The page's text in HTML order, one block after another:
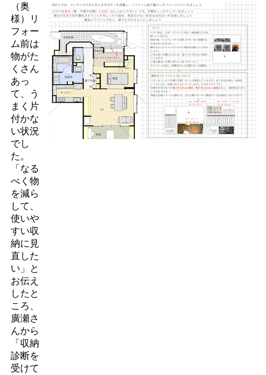
（奥
様）リ
フォー
ム前は
物がた
くさん
あっ
て、う
まく片
付かな
い状況
でし
た。
「なる
べく物
を減ら
して、
使いや
すい収
納に見
直した
い」と
お伝え
したと
ころ、
廣瀬さ
んから
「収納
診断を
受けて